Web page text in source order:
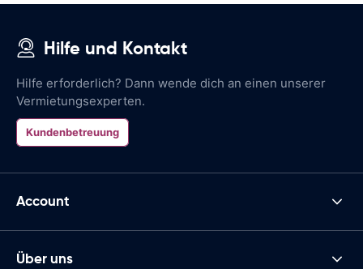
Hilfe und Kontakt
Hilfe erforderlich? Dann wende dich an einen unserer
Vermietungsexperten.
Kundenbetreuung
Account
Über uns